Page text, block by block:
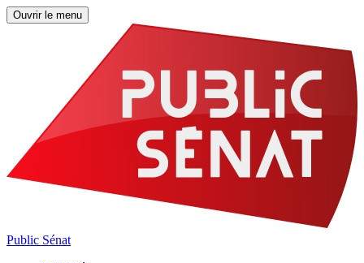
Ouvrir le menu
Public Sénat